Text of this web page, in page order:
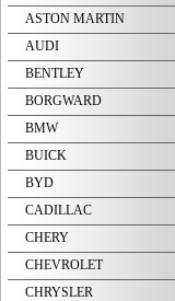
ASTON MARTIN
AUDI
BENTLEY
BORGWARD
BMW
BUICK
BYD
CADILLAC
CHERY
CHEVROLET
CHRYSLER